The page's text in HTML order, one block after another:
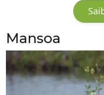
Mansoa